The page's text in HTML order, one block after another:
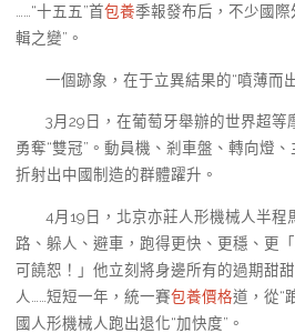
……“十五五”首包養季報發布后，不少國際
輯之變”。
一個跡象，在于立異結果的“噴薄而出
3月29日，在葡萄牙舉辦的世界超等
勇奪“雙冠”。動員機、剎車盤、轉向燈
折射出中國制造的群體躍升。
4月19日，北京亦莊人形機械人半程
路、躲人、避車，跑得更快、更穩、更
可饒恕！」他立刻將身邊所有的過期甜
人……短短一年，統一賽包養價格道，從“
國人形機械人跑出退化“加快度”。